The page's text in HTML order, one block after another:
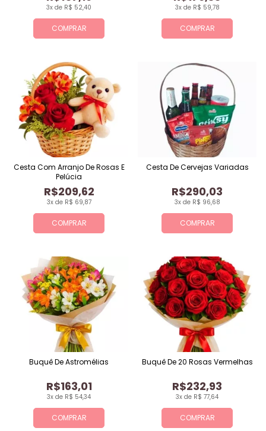
COMPRAR
3x de R$ 52,40
COMPRAR
3x de R$ 59,78
COMPRAR
3x de R$ 69,87
R$209,62
Cesta Com Arranjo De Rosas E
Pelúcia
COMPRAR
3x de R$ 96,68
R$290,03
Cesta De Cervejas Variadas
COMPRAR
3x de R$ 54,34
R$163,01
Buquê De Astromélias
COMPRAR
3x de R$ 77,64
R$232,93
Buquê De 20 Rosas Vermelhas